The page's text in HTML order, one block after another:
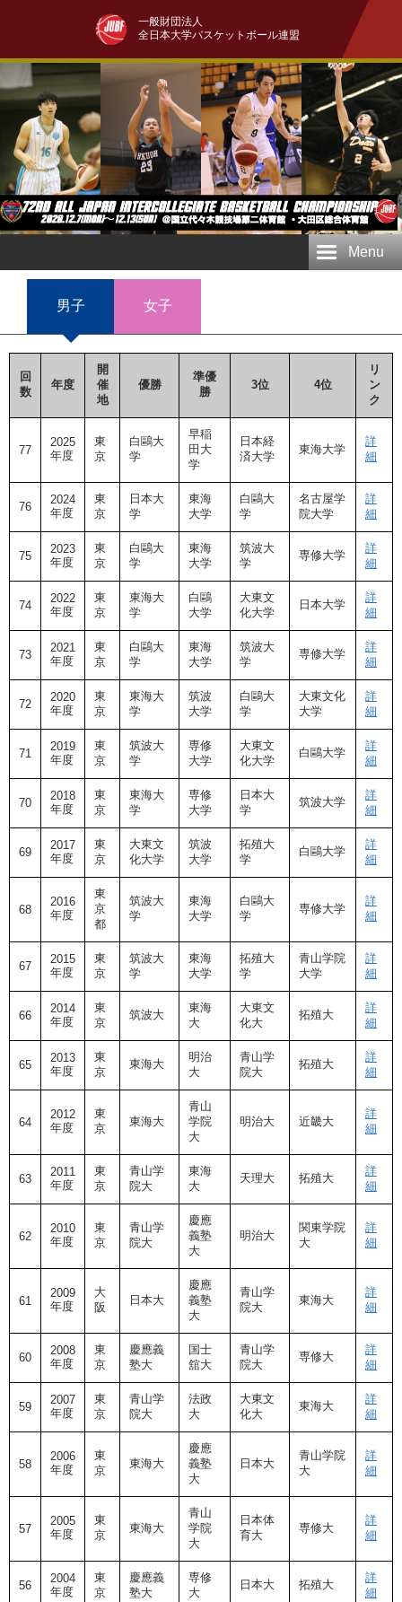
一般財団法人
全日本大学バスケットボール連盟
Menu
男子 女子
回
数
年度
開
催
地
優勝
準優
勝
3位 4位
リ
ン
ク
77
2025
年度
東
京
白鷗大
学
早稲
田大
学
日本経
済大学
東海大学
詳
細
76
2024
年度
東
京
日本大
学
東海
大学
白鷗大
学
名古屋学
院大学
詳
細
75
2023
年度
東
京
白鷗大
学
東海
大学
筑波大
学
専修大学
詳
細
74
2022
年度
東
京
東海大
学
白鷗
大学
大東文
化大学
日本大学
詳
細
73
2021
年度
東
京
白鷗大
学
東海
大学
筑波大
学
専修大学
詳
細
72
2020
年度
東
京
東海大
学
筑波
大学
白鷗大
学
大東文化
大学
詳
細
71
2019
年度
東
京
筑波大
学
専修
大学
大東文
化大学
白鷗大学
詳
細
70
2018
年度
東
京
東海大
学
専修
大学
日本大
学
筑波大学
詳
細
69
2017
年度
東
京
大東文
化大学
筑波
大学
拓殖大
学
白鷗大学
詳
細
68
2016
年度
東
京
都
筑波大
学
東海
大学
白鷗大
学
専修大学
詳
細
67
2015
年度
東
京
筑波大
学
東海
大学
拓殖大
学
青山学院
大学
詳
細
66
2014
年度
東
京
筑波大
東海
大
大東文
化大
拓殖大
詳
細
65
2013
年度
東
京
東海大
明治
大
青山学
院大
拓殖大
詳
細
64
2012
年度
東
京
東海大
青山
学院
大
明治大 近畿大
詳
細
63
2011
年度
東
京
青山学
院大
東海
大
天理大 拓殖大
詳
細
62
2010
年度
東
京
青山学
院大
慶應
義塾
大
明治大
関東学院
大
詳
細
61
2009
年度
大
阪
日本大
慶應
義塾
大
青山学
院大
東海大
詳
細
60
2008
年度
東
京
慶應義
塾大
国士
舘大
青山学
院大
専修大
詳
細
59
2007
年度
東
京
青山学
院大
法政
大
大東文
化大
東海大
詳
細
58
2006
年度
東
京
東海大
慶應
義塾
大
日本大
青山学院
大
詳
細
57
2005
年度
東
京
東海大
青山
学院
大
日本体
育大
専修大
詳
細
56
2004
年度
東
京
慶應義
塾大
専修
大
日本大 拓殖大
詳
細